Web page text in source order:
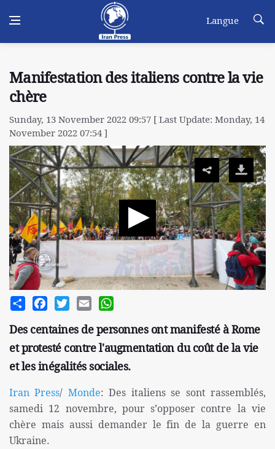
Langue
Manifestation des italiens contre la vie
chère
Sunday, 13 November 2022 09:57 [ Last Update: Monday, 14
November 2022 07:54 ]
Share FacebookTwitterEmail
Des centaines de personnes ont manifesté à Rome
et protesté contre l'augmentation du coût de la vie
et les inégalités sociales.
Iran Press/ Monde: Des italiens se sont rassemblés,
samedi 12 novembre, pour s’opposer contre la vie
chère mais aussi demander le fin de la guerre en
Ukraine.